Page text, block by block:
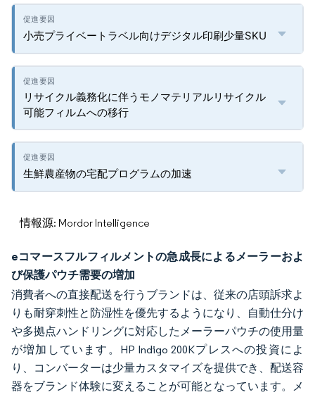
小売プライベートラベル向けデジタル印刷少量SKU
リサイクル義務化に伴うモノマテリアルリサイクル
可能フィルムへの移行
生鮮農産物の宅配プログラムの加速
情報源: Mordor Intelligence
eコマースフルフィルメントの急成長によるメーラーおよ
び保護パウチ需要の増加
消費者への直接配送を行うブランドは、従来の店頭訴求よ
りも耐穿刺性と防湿性を優先するようになり、自動仕分け
や多拠点ハンドリングに対応したメーラーパウチの使用量
が増加しています。HP Indigo 200Kプレスへの投資によ
り、コンバーターは少量カスタマイズを提供でき、配送容
器をブランド体験に変えることが可能となっています。メ